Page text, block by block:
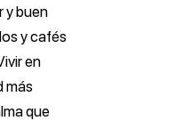
y buen
y cafés
en
más
que